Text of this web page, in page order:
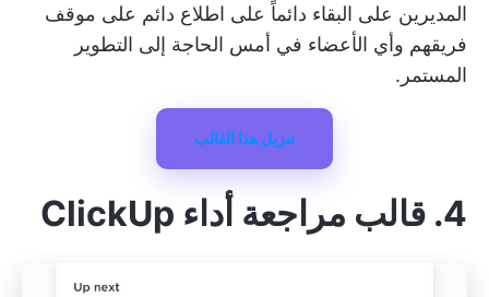
المديرين على البقاء دائماً على اطلاع دائم على موقف
فريقهم وأي الأعضاء في أمس الحاجة إلى التطوير
المستمر.
تنزيل هذا القالب
4. قالب مراجعة أداء ClickUp